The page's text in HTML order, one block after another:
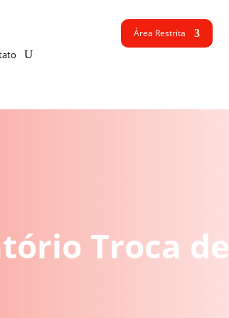
Área Restrita
Troca de